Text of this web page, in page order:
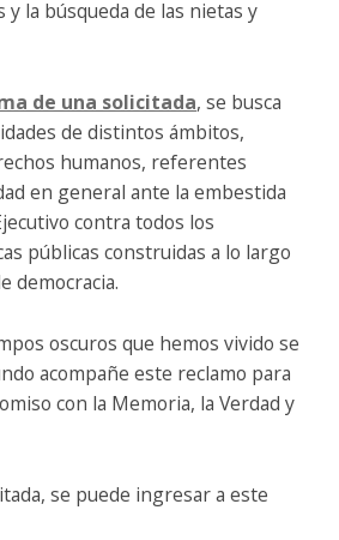
la búsqueda de las nietas y
de una solicitada, se busca
de distintos ámbitos,
humanos, referentes
en general ante la embestida
contra todos los
públicas construidas a lo largo
democracia.
oscuros que hemos vivido se
acompañe este reclamo para
con la Memoria, la Verdad y
se puede ingresar a este